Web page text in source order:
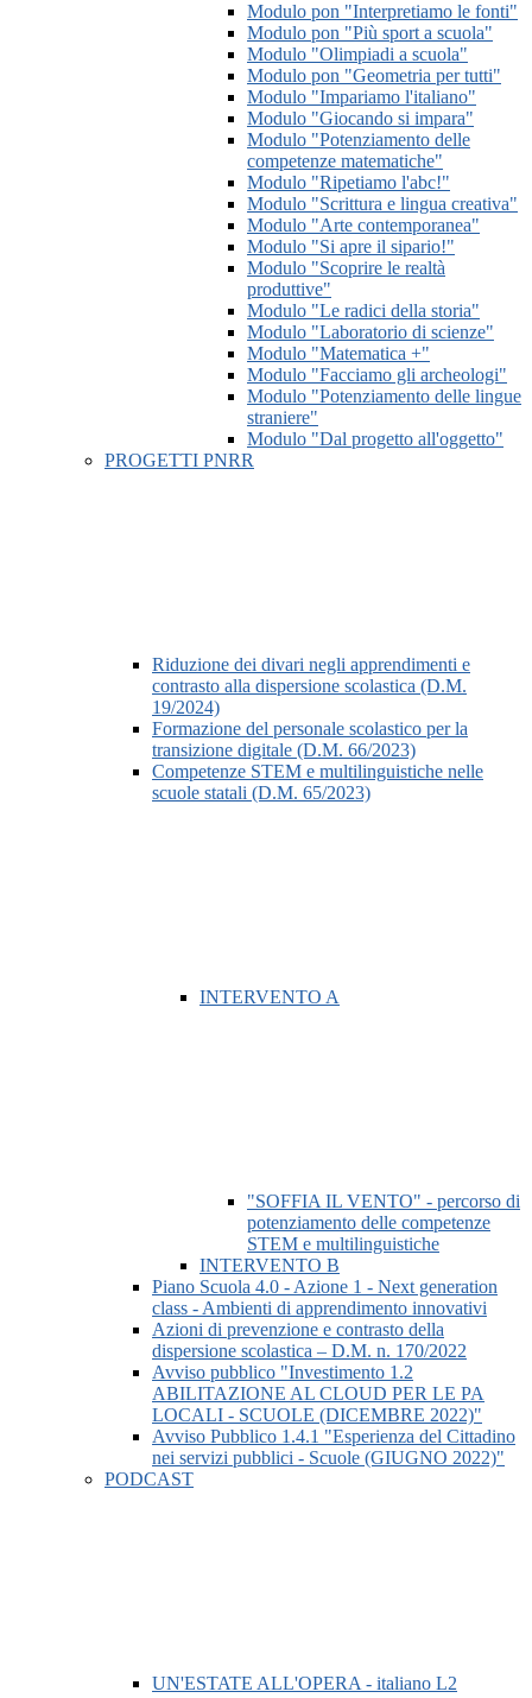
Modulo pon "Interpretiamo le fonti"
Modulo pon "Più sport a scuola"
Modulo "Olimpiadi a scuola"
Modulo pon "Geometria per tutti"
Modulo "Impariamo l'italiano"
Modulo "Giocando si impara"
Modulo "Potenziamento delle
competenze matematiche"
Modulo "Ripetiamo l'abc!"
Modulo "Scrittura e lingua creativa"
Modulo "Arte contemporanea"
Modulo "Si apre il sipario!"
Modulo "Scoprire le realtà
produttive"
Modulo "Le radici della storia"
Modulo "Laboratorio di scienze"
Modulo "Matematica +"
Modulo "Facciamo gli archeologi"
Modulo "Potenziamento delle lingue
straniere"
Modulo "Dal progetto all'oggetto"
PROGETTI PNRR
Riduzione dei divari negli apprendimenti e
contrasto alla dispersione scolastica (D.M.
19/2024)
Formazione del personale scolastico per la
transizione digitale (D.M. 66/2023)
Competenze STEM e multilinguistiche nelle
scuole statali (D.M. 65/2023)
INTERVENTO A
"SOFFIA IL VENTO" - percorso di
potenziamento delle competenze
STEM e multilinguistiche
INTERVENTO B
Piano Scuola 4.0 - Azione 1 - Next generation
class - Ambienti di apprendimento innovativi
Azioni di prevenzione e contrasto della
dispersione scolastica – D.M. n. 170/2022
Avviso pubblico "Investimento 1.2
ABILITAZIONE AL CLOUD PER LE PA
LOCALI - SCUOLE (DICEMBRE 2022)"
Avviso Pubblico 1.4.1 "Esperienza del Cittadino
nei servizi pubblici - Scuole (GIUGNO 2022)"
PODCAST
UN'ESTATE ALL'OPERA - italiano L2